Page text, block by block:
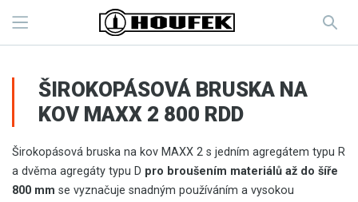
ŠIROKOPÁSOVÁ BRUSKA NA
KOV MAXX 2 800 RDD
Širokopásová bruska na kov MAXX 2 s jedním agregátem typu R
a dvěma agregáty typu D pro broušením materiálů až do šíře
800 mm se vyznačuje snadným používáním a vysokou